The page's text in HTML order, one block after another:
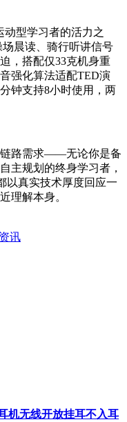
动型学习者的活力之
晨读、骑行听讲信号
，搭配仅33克机身重
强化算法适配TED演
钟支持8小时使用，两
链路需求——无论你是备
主规划的终身学习者，
以真实技术厚度回应一
理解本身。
讯
机无线开放挂耳不入耳